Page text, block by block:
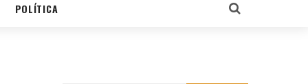
POLÍTICA